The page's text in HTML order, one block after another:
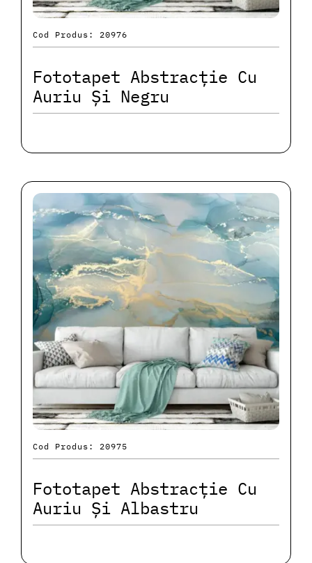
Cod Produs: 20976
Fototapet Abstracție Cu
Auriu Și Negru
Cod Produs: 20975
Fototapet Abstracție Cu
Auriu Și Albastru